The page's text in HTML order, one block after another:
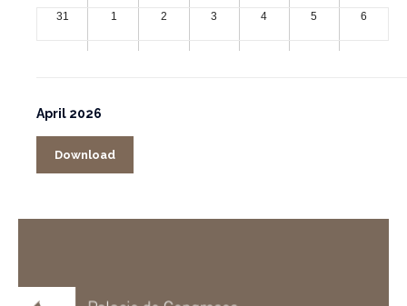
31 1 2 3 4 5 6
April 2026
Download